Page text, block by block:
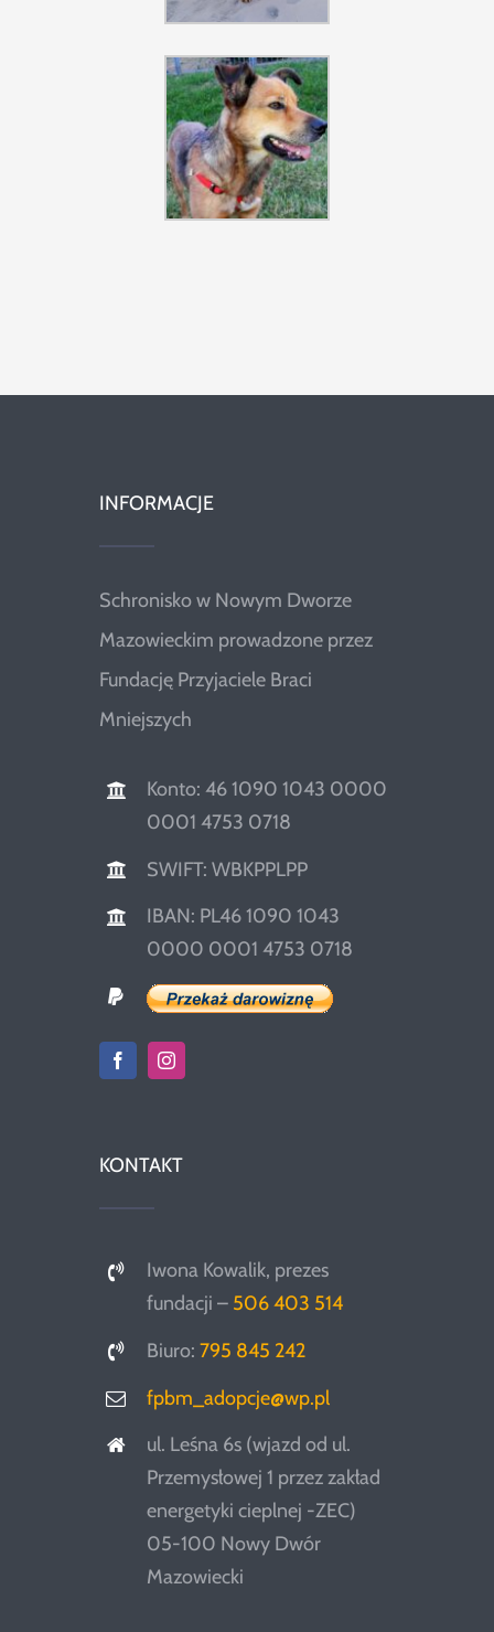
INFORMACJE
Schronisko w Nowym Dworze
Mazowieckim prowadzone przez
Fundację Przyjaciele Braci
Mniejszych
Konto: 46 1090 1043 0000
0001 4753 0718
SWIFT: WBKPPLPP
IBAN: PL46 1090 1043
0000 0001 4753 0718
KONTAKT
Iwona Kowalik, prezes
fundacji – 506 403 514
Biuro:795 845 242
fpbm_adopcje@wp.pl
ul. Leśna 6s (wjazd od ul.
Przemysłowej 1 przez zakład
energetyki cieplnej -ZEC)
05-100 Nowy Dwór
Mazowiecki